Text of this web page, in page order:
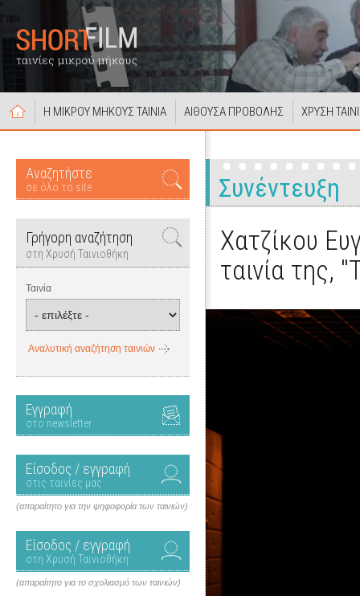
Η ΜΙΚΡΟΥ ΜΗΚΟΥΣ ΤΑΙΝΙΑ ΑΙΘΟΥΣΑ ΠΡΟΒΟΛΗΣ ΧΡΥΣΗ
Αναζητήστε
σε όλο το site
Γρήγορη αναζήτηση
στη Χρυσή Ταινιοθήκη
Ταινία
Αναλυτική αναζήτηση ταινιών
Εγγραφή
στο newsletter
Είσοδος / εγγραφή
στις ταινίες μας
(απαραίτητο για την ψηφοφορία των ταινιών)
Είσοδος / εγγραφή
στη Χρυσή Ταινιοθήκη
(απαραίτητο για το σχολιασμό των ταινιών)
Συνέντευξη
Χατζίκου
ταινία της,